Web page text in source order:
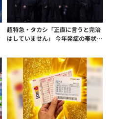
超特急・タカシ「正直に言うと完治
はしていません」 今年発症の帯状疱
白 後遺症も語る